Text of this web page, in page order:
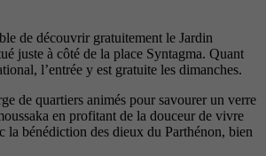
de découvrir gratuitement le Jardin
juste à côté de la place Syntagma. Quant
l’entrée y est gratuite les dimanches.
de quartiers animés pour savourer un verre
en profitant de la douceur de vivre
la bénédiction des dieux du Parthénon, bien